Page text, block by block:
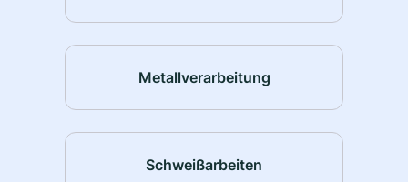
Metallverarbeitung
Schweißarbeiten